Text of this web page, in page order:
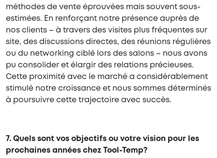
méthodes de vente éprouvées mais souvent sous-
estimées. En renforçant notre présence auprès de
nos clients – à travers des visites plus fréquentes sur
site, des discussions directes, des réunions régulières
ou du networking ciblé lors des salons – nous avons
pu consolider et élargir des relations précieuses.
Cette proximité avec le marché a considérablement
stimulé notre croissance et nous sommes déterminés
à poursuivre cette trajectoire avec succès.
7. Quels sont vos objectifs ou votre vision pour les
prochaines années chez Tool-Temp?